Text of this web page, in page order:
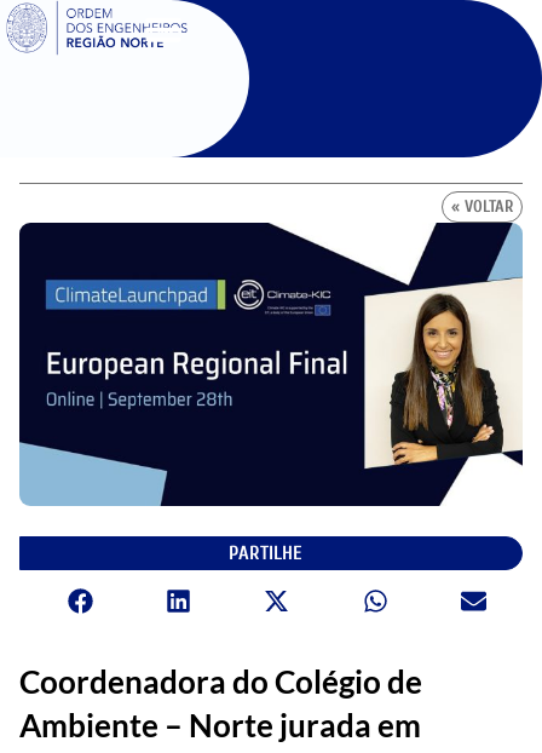
SIGOE
« VOLTAR
PARTILHE
Coordenadora do Colégio de
Ambiente – Norte jurada em